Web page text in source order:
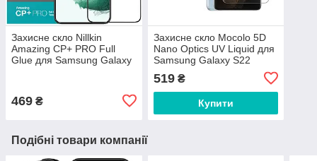
Захисне скло Nillkin
Amazing CP+ PRO Full
Glue для Samsung Galaxy
469 ₴
Захисне скло Mocolo 5D
Nano Optics UV Liquid для
Samsung Galaxy S22
519₴
Купити
Подібні товари компанії